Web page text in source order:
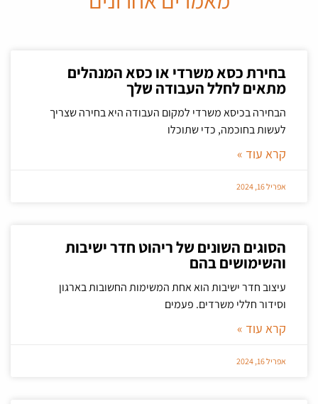
בחירת כסא משרדי או כסא המנהלים
מתאים לחלל העבודה שלך
הבחירה בכיסא משרדי למקום העבודה היא בחירה שצריך
לעשות בחוכמה, כדי שתוכלו
קרא עוד »
אפריל 16, 2024
הסוגים השונים של ריהוט חדר ישיבות
והשימושים בהם
עיצוב חדר ישיבות הוא אחת המשימות החשובות בארגון
וסידור חללי משרדים. פעמים
קרא עוד »
אפריל 16, 2024